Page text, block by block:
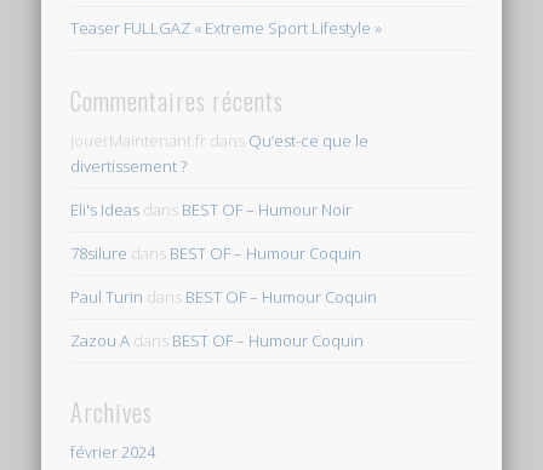
Teaser FULLGAZ « Extreme Sport Lifestyle »
Commentaires récents
JouerMaintenant.fr dans Qu’est-ce que le
divertissement ?
Eli's Ideas dans BEST OF – Humour Noir
78silure dans BEST OF – Humour Coquin
Paul Turin dans BEST OF – Humour Coquin
Zazou A dans BEST OF – Humour Coquin
Archives
février 2024